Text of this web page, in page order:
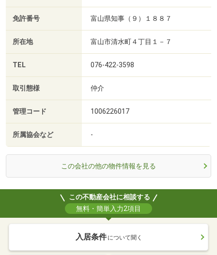
免許番号 富山県知事（９）１８８７
所在地 富山市清水町４丁目１－７
TEL 076-422-3598
取引態様 仲介
管理コード 1006226017
所属協会など -
この会社の他の物件情報を見る
この不動産会社に相談する
無料・簡単入力2項目
入居条件 について聞く